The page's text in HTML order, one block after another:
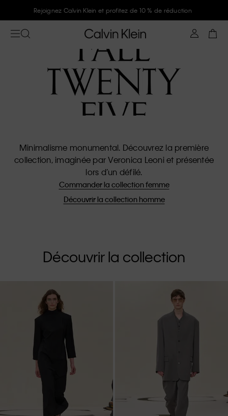
Rejoignez Calvin Klein et profitez de 10 % de réduction
Minimalisme monumental. Découvrez la première
collection, imaginée par Veronica Leoni et présentée
lors d’un défilé.
Commander la collection femme
Découvrir la collection homme
Découvrir la collection